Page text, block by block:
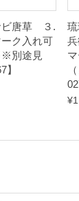
ビ唐草 ３.
ク入れ可
別途見
¥